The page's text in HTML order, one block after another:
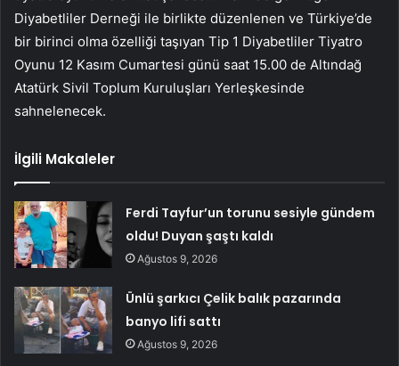
Diyabetliler Derneği ile birlikte düzenlenen ve Türkiye’de
bir birinci olma özelliği taşıyan Tip 1 Diyabetliler Tiyatro
Oyunu 12 Kasım Cumartesi günü saat 15.00 de Altındağ
Atatürk Sivil Toplum Kuruluşları Yerleşkesinde
sahnelenecek.
İlgili Makaleler
Ferdi Tayfur’un torunu sesiyle gündem
oldu! Duyan şaştı kaldı
Ağustos 9, 2026
Ünlü şarkıcı Çelik balık pazarında
banyo lifi sattı
Ağustos 9, 2026